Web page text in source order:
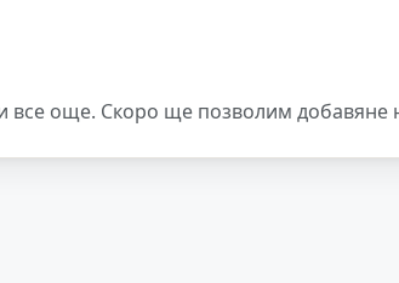
все още. Скоро ще позволим добавяне